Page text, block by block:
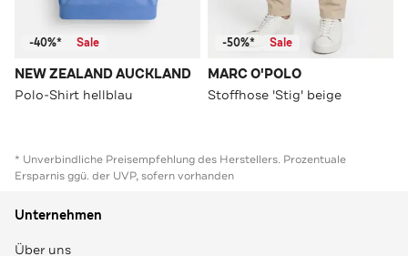
-40%* Sale
NEW ZEALAND AUCKLAND
Polo-Shirt hellblau
-50%* Sale
MARC O'POLO
Stoffhose 'Stig' beige
* Unverbindliche Preisempfehlung des Herstellers. Prozentuale
Ersparnis ggü. der UVP, sofern vorhanden
Unternehmen
Über uns